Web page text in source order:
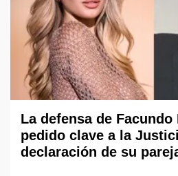
La defensa de
pedido clave a la
declaración de su